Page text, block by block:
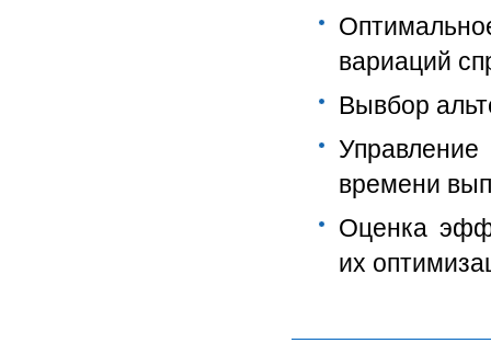
вариаций
Вывбор
времени
Оценка
их